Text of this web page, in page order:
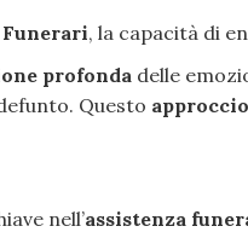
, la capacità di
profonda delle
Questo
nell’assistenza